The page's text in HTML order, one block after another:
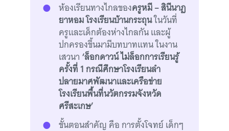
ห้องเรียนทางไกลของครูหมี – สินีนาฏ
ยาหอม โรงเรียนบ้านกระถุนในวันที่
ครูและเด็กต้องห่างไกลกัน และผู้
ปกครองขึ้นมามีบทบาทแทน ในงาน
เสวนา ‘ล็อกดาวน์ ไม่ล็อกการเรียนรู้
ครั้งที่ 1 กรณีศึกษาโรงเรียนลำ
ปลายมาศพัฒนาและเครือข่าย
โรงเรียนพื้นที่นวัตกรรมจังหวัด
ศรีสะเกษ’
ขั้นตอนสำคัญ คือ การตั้งโจทย์ เด็กๆ